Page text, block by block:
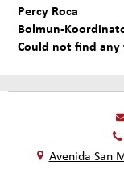
Percy Roca
Bolmun-
Could not find
Avenida San